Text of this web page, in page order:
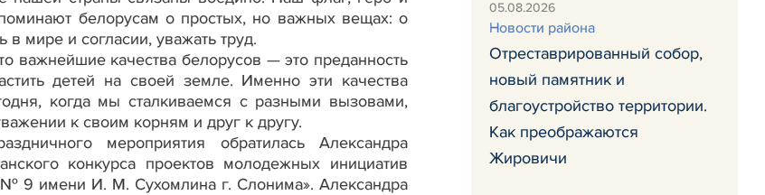
белорусам о простых, но важных вещах: о
мире и согласии, уважать труд.
важнейшие качества белорусов — это преданность
детей на своей земле. Именно эти качества
когда мы сталкиваемся с разными вызовами,
к своим корням и друг к другу.
мероприятия обратилась Александра
конкурса проектов молодежных инициатив
9 имени И. М. Сухомлина г. Слонима». Александра
05.08.2026
Новости района
Отреставрированный собор,
новый памятник и
благоустройство территории.
Как преображаются
Жировичи